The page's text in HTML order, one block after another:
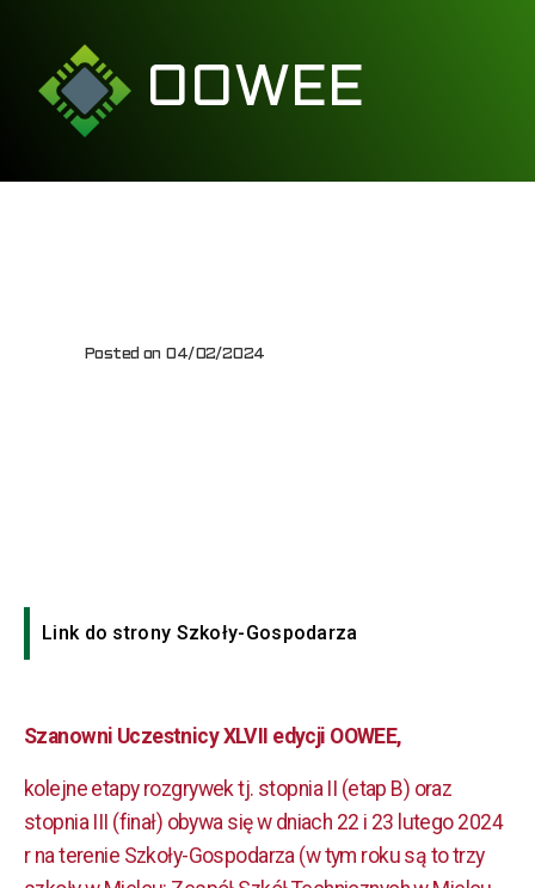
OOWEE
Posted on 04/02/2024
Link do strony Szkoły-Gospodarza
Szanowni Uczestnicy XLVII edycji OOWEE,
kolejne etapy rozgrywek tj. stopnia II (etap B) oraz
stopnia III (finał) obywa się w dniach 22 i 23 lutego 2024
r na terenie Szkoły-Gospodarza (w tym roku są to trzy